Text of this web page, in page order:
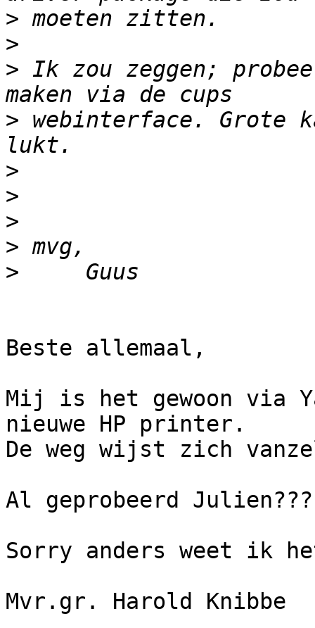
>
>
> Ik zou zeggen;
> webinterface. Grote
>
>
>
>
>
Beste allemaal,
Mij is het gewoon via
nieuwe HP printer.
De weg wijst zich
Al geprobeerd Julien???
Sorry anders weet ik
Mvr.gr. Harold Knibbe